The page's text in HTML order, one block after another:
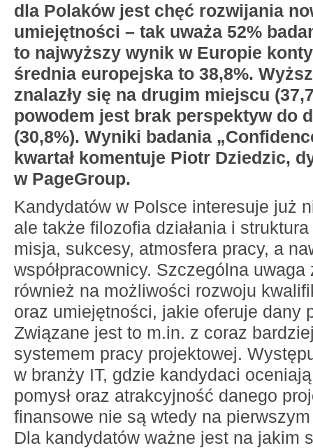
dla Polaków jest chęć rozwijania
umiejętności – tak uważa 52%
to najwyższy wynik w Europie
średnia europejska to 38,8%.
znalazły się na drugim miejscu
powodem jest brak perspektyw do
(30,8%). Wyniki badania
kwartał komentuje Piotr Dziedzic,
w PageGroup.
Kandydatów w Polsce interesuje już
ale także filozofia działania i
misja, sukcesy, atmosfera pracy, a
współpracownicy. Szczególna
również na możliwości rozwoju
oraz umiejętności, jakie oferuje dany
Związane jest to m.in. z coraz
systemem pracy projektowej.
w branży IT, gdzie kandydaci
pomysł oraz atrakcyjność danego
finansowe nie są wtedy na
Dla kandydatów ważne jest na jakim